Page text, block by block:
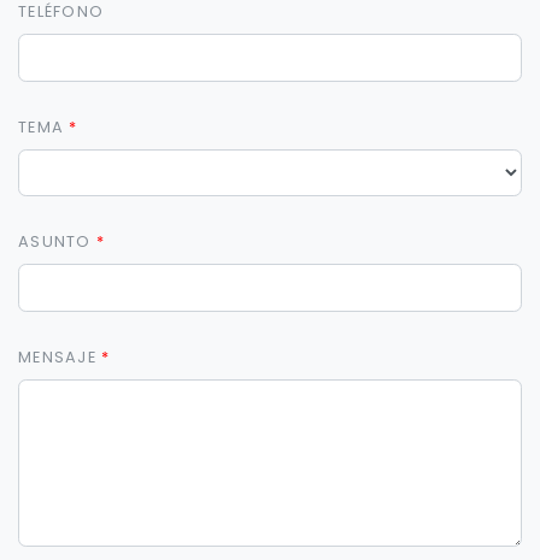
TELÉFONO
TEMA
ASUNTO
MENSAJE